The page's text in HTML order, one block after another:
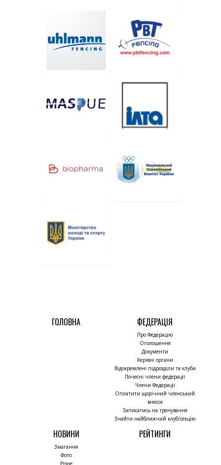
ГОЛОВНА ФЕДЕРАЦІЯ
Про Федерацію
Оголошення
Документи
Керівні органи
Відокремлені підрозділи та клуби
Почесні члени федерації
Члени Федерації
Оплатити щорічний членський
внесок
Записатись на тренування
Знайти найближчий клуб/секцію
НОВИНИ
Змагання
Фото
Різне
РЕЙТИНГИ